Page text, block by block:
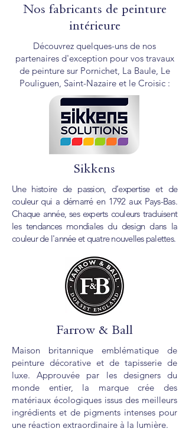
Nos fabricants de peinture
intérieure
Découvrez quelques-uns de nos
partenaires d'exception pour vos travaux
de peinture sur Pornichet, La Baule, Le
Pouliguen, Saint-Nazaire et le Croisic :
Sikkens
Une histoire de passion, d’expertise et de
couleur qui a démarré en 1792 aux Pays-Bas.
Chaque année, ses experts couleurs traduisent
les tendances mondiales du design dans la
couleur de l'année et quatre nouvelles palettes.
Farrow & Ball
Maison britannique emblématique de
peinture décorative et de tapisserie de
luxe. Approuvée par les designers du
monde entier, la marque crée des
matériaux écologiques issus des meilleurs
ingrédients et de pigments intenses pour
une réaction extraordinaire à la lumière.